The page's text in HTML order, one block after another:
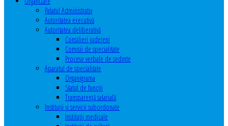
Palatul Administrativ
Autoritatea executivă
Autoritatea deliberativă
Consilieri judeţeni
Comisii de specialitate
Procese verbale de sedinte
Aparatul de specialitate
Organigrama
Statul de funcții
Transparență salarială
Instituţii şi servicii subordonate
Instituţii medicale